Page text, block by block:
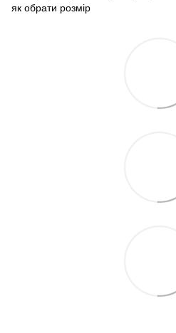
як обрати розмір